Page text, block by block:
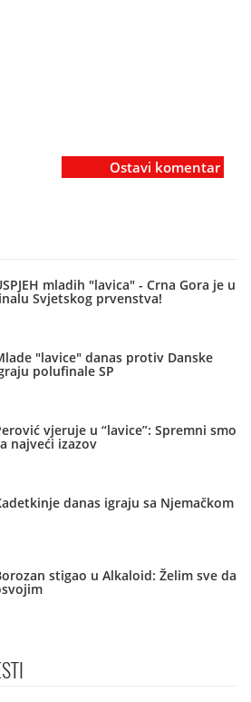
Ostavi komentar
mladih "lavica" - Crna Gora je u
Svjetskog prvenstva!
"lavice" danas protiv Danske
polufinale SP
vjeruje u “lavice”: Spremni smo
najveći izazov
danas igraju sa Njemačkom
stigao u Alkaloid: Želim sve da